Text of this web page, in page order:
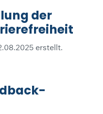
der
erstellt.